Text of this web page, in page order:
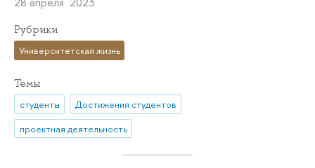
Рубрики
Университетская жизнь
Темы
студенты
Достижения студентов
проектная деятельность